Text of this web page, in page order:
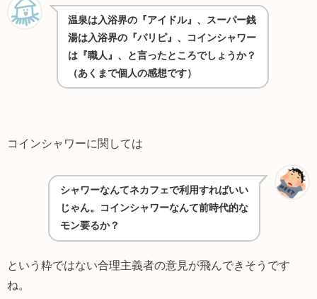
温泉は入浴界の『アイドル』、スーパー銭
湯は入浴界の『パリピ』、コインシャワー
は『職人』、と言ったところでしょうか？
（あくまで個人の感想です）
コインシャワーに関しては
シャワーなんてネカフェで利用すればいい
じゃん。コインシャワーなんて前時代的な
モン要るか？
という粋ではない合理主義者の意見が飛んできそうです
ね。